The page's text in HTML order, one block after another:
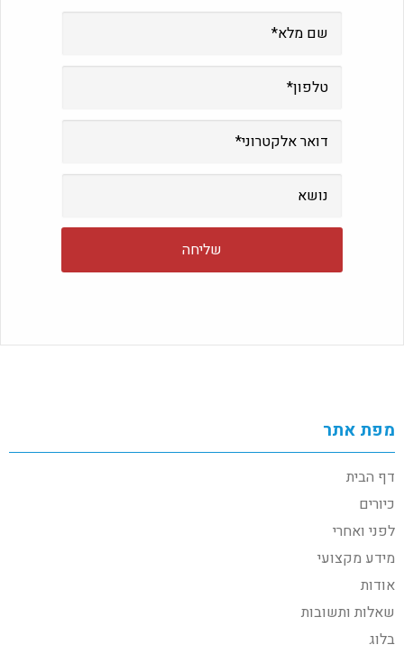
מפת אתר
דף הבית
כיורים
לפני ואחרי
מידע מקצועי
אודות
שאלות ותשובות
בלוג